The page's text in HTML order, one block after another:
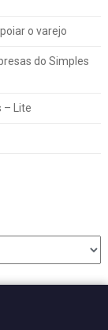
o varejo
do Simples
– Lite